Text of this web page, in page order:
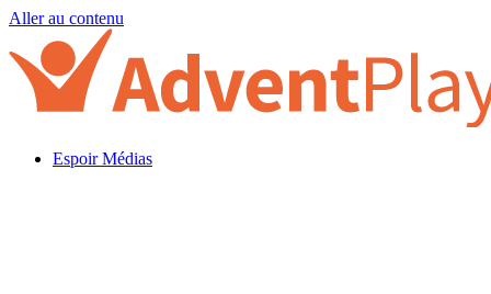
Aller au contenu
Espoir Médias